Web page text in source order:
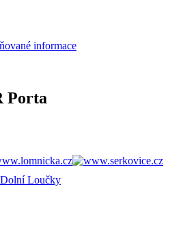
informace
Porta